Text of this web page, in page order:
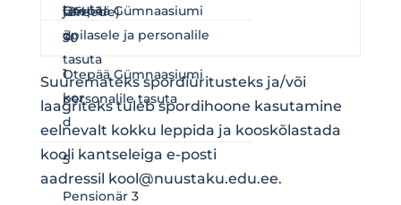
Otepää Gümnaasiumi
õpilasele ja personalile
tasuta
tasuta
tun
d
30
Otepää Gümnaasiumi
personalile tasuta
ja reede)
1
kor
d
5
Pensionär 3
Suuremateks spordiüritusteks ja/või
laagriteks tuleb spordihoone kasutamine
eelnevalt kokku leppida ja kooskõlastada
kooli kantseleiga e-posti
aadressil kool@nuustaku.edu.ee.